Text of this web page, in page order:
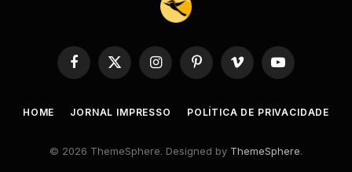
Facebook
X
(Twitter)
InstagramPinterestVimeo YouTube
HOME JORNAL IMPRESSO POLÍTICA DE PRIVACIDADE
© 2026 ThemeSphere. Designed by ThemeSphere.